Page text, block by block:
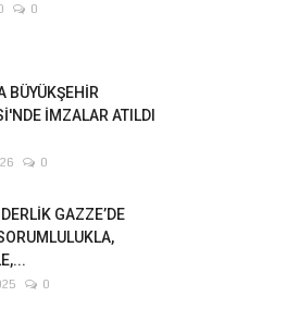
0
BÜYÜKŞEHİR
İMZALAR ATILDI
0
GAZZE’DE
0